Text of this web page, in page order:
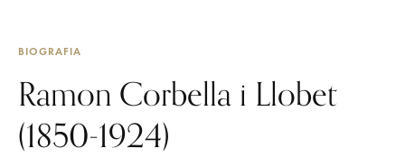
BIOGRAFIA
Ramon Corbella i Llobet
(1850-1924)